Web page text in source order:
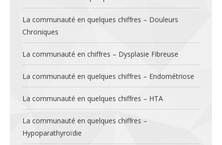
La communauté en quelques chiffres – Douleurs
Chroniques
La communauté en chiffres – Dysplasie Fibreuse
La communauté en quelques chiffres – Endométriose
La communauté en quelques chiffres – HTA
La communauté en quelques chiffres –
Hypoparathyroïdie